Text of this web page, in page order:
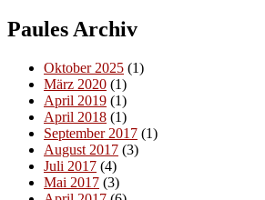
Paules Archiv
Oktober 2025 (1)
März 2020 (1)
April 2019 (1)
April 2018 (1)
September 2017 (1)
August 2017 (3)
Juli 2017 (4)
Mai 2017 (3)